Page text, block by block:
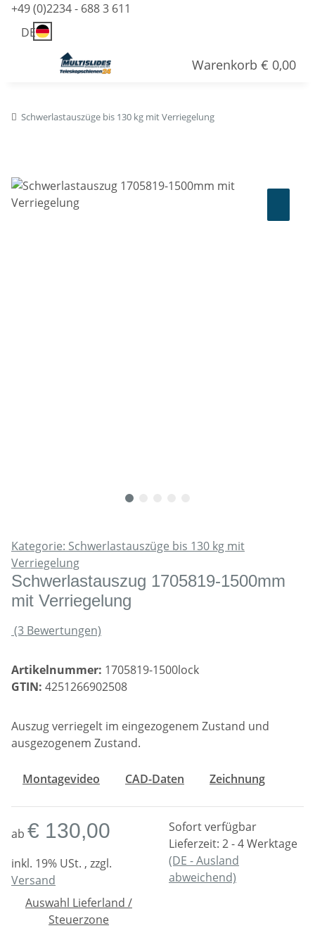
+49 (0)2234 - 688 3 611
DE
Warenkorb € 0,00
Schwerlastauszüge bis 130 kg mit Verriegelung
Kategorie: Schwerlastauszüge bis 130 kg mit
Verriegelung
Schwerlastauszug 1705819-1500mm
mit Verriegelung
(3 Bewertungen)
Artikelnummer: 1705819-1500lock
GTIN: 4251266902508
Auszug verriegelt im eingezogenem Zustand und
ausgezogenem Zustand.
Montagevideo CAD-Daten Zeichnung
ab € 130,00
inkl. 19% USt. , zzgl.
Versand
Auswahl Lieferland /
Steuerzone
Sofort verfügbar
Lieferzeit: 2 - 4 Werktage
(DE - Ausland
abweichend)